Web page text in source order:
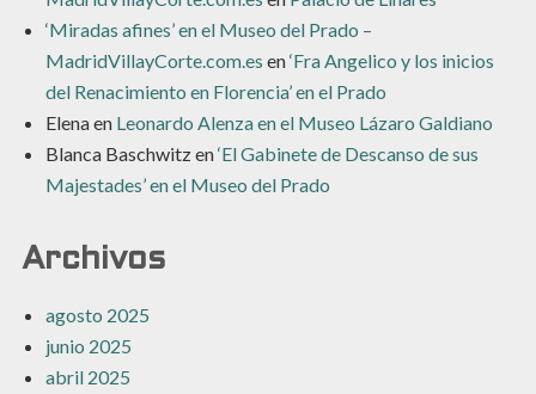
‘Miradas afines’ en el Museo del Prado –
MadridVillayCorte.com.es en‘Fra Angelico y los inicios
del Renacimiento en Florencia’ en el Prado
Elenaen Leonardo Alenza en el Museo Lázaro Galdiano
Blanca Baschwitzen‘El Gabinete de Descanso de sus
Majestades’ en el Museo del Prado
Archivos
agosto 2025
junio 2025
abril 2025